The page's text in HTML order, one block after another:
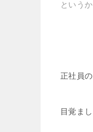
という
正社員
目覚ま